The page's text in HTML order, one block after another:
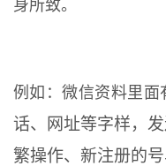
身所致。
例如：微信资料里
话、网址等字样，
繁操作、新注册的